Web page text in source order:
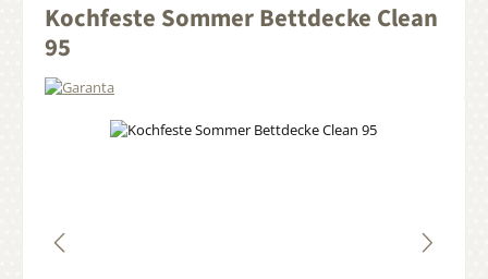
Kochfeste Sommer Bettdecke Clean
95
Bildergalerie überspringen